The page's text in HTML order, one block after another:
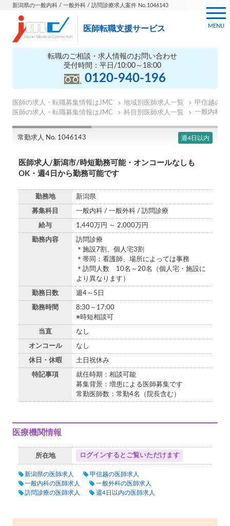
新潟県の一般内科 / 一般外科 / 訪問診療求人案件 No.1046143
医師転職支援サービス
転職のご相談・求人情報のお問い合わせ
受付時間：平日/10:00～18:00
0120-940-196
MENU
医師の求人・転職募集情報はJMC 地域別医師求人一覧
甲信越の医
医師の求人・転職募集情報はJMC
科目別医師求人一覧 一般内科の
常勤求人 No. 1046143 週4日以内
医師求人/新潟市/時短勤務可能・オンコールなしも
OK・週4日から勤務可能です
勤務地 新潟県
募集科目 一般内科 / 一般外科 / 訪問診療
給与 1,440万円 ～ 2,000万円
勤務内容
訪問診療
＊施設7割、個人宅3割
＊帯同：看護師、場所によっては事務
＊訪問人数 10名～20名（個人宅・施設に
より異なります）
勤務日数 週4～5日
勤務時間
8:30～17:00
※時短相談可
当直 なし
オンコール なし
休日・休暇 土日祝休み
特記事項
就任時期：相談可能
募集背景：増患による医師募集です
常勤医師数：常勤4名（院長含む）
医療機関情報
所在地 ログインするとご覧いただけます
新潟県の医師求人
甲信越の医師求人
一般内科の医師求人
一般外科の医師求人
訪問診療の医師求人
週4日以内の医師求人